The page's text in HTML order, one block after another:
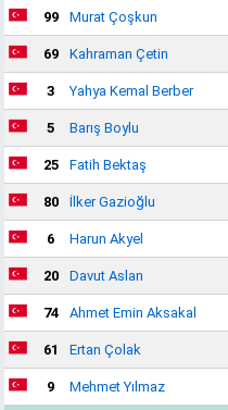
99 Murat Çoşkun
69 Kahraman Çetin
3 Yahya Kemal Berber
5 Barış Boylu
25 Fatih Bektaş
80 İlker Gazioğlu
6 Harun Akyel
20 Davut Aslan
74 Ahmet Emin Aksakal
61 Ertan Çolak
9
Mehmet Yılmaz